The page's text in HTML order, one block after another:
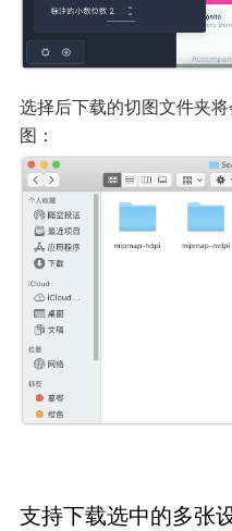
选择后下载的切图文件夹
图：
支持下载选中的多张